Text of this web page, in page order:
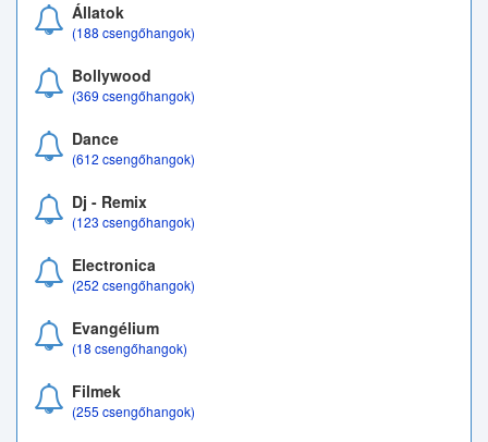
Állatok
(188 csengőhangok)
Bollywood
(369 csengőhangok)
Dance
(612 csengőhangok)
Dj - Remix
(123 csengőhangok)
Electronica
(252 csengőhangok)
Evangélium
(18 csengőhangok)
Filmek
(255 csengőhangok)